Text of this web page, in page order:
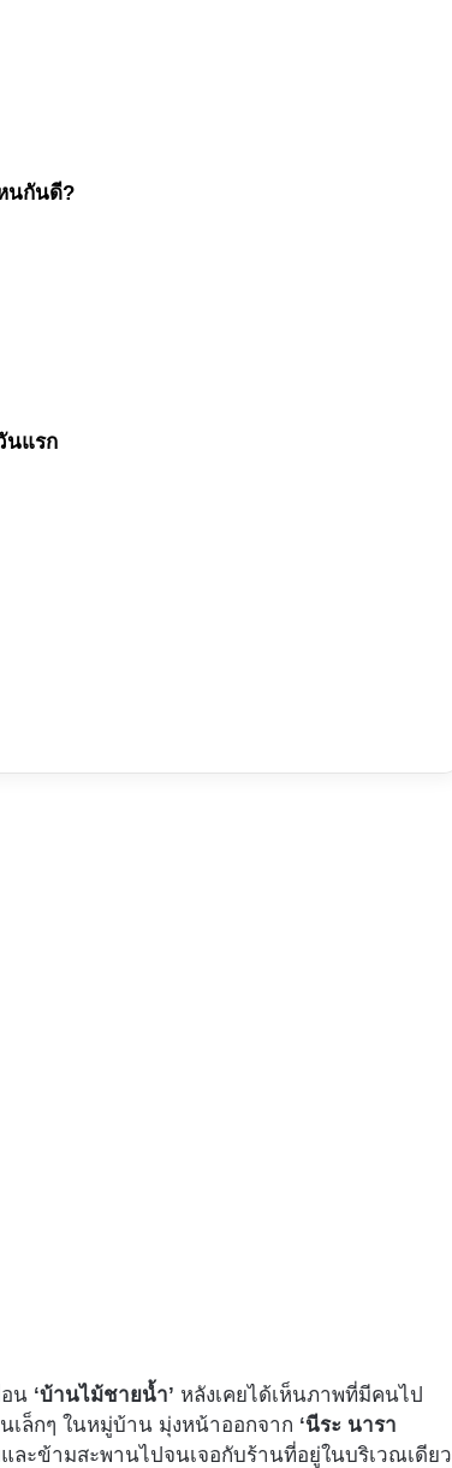
นกันดี?
นแรก
อน ‘บ้านไม้ชายน้ำ’ หลังเคยได้เห็นภาพที่มีคนไป
เล็กๆ ในหมู่บ้าน มุ่งหน้าออกจาก ‘นีระ นารา
ละข้ามสะพานไปจนเจอกับร้านที่อยู่ในบริเวณเดียว